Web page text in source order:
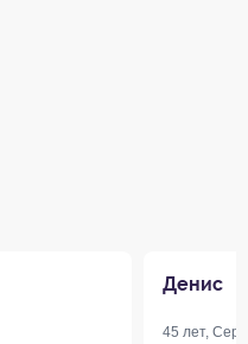
Денис
45 лет,